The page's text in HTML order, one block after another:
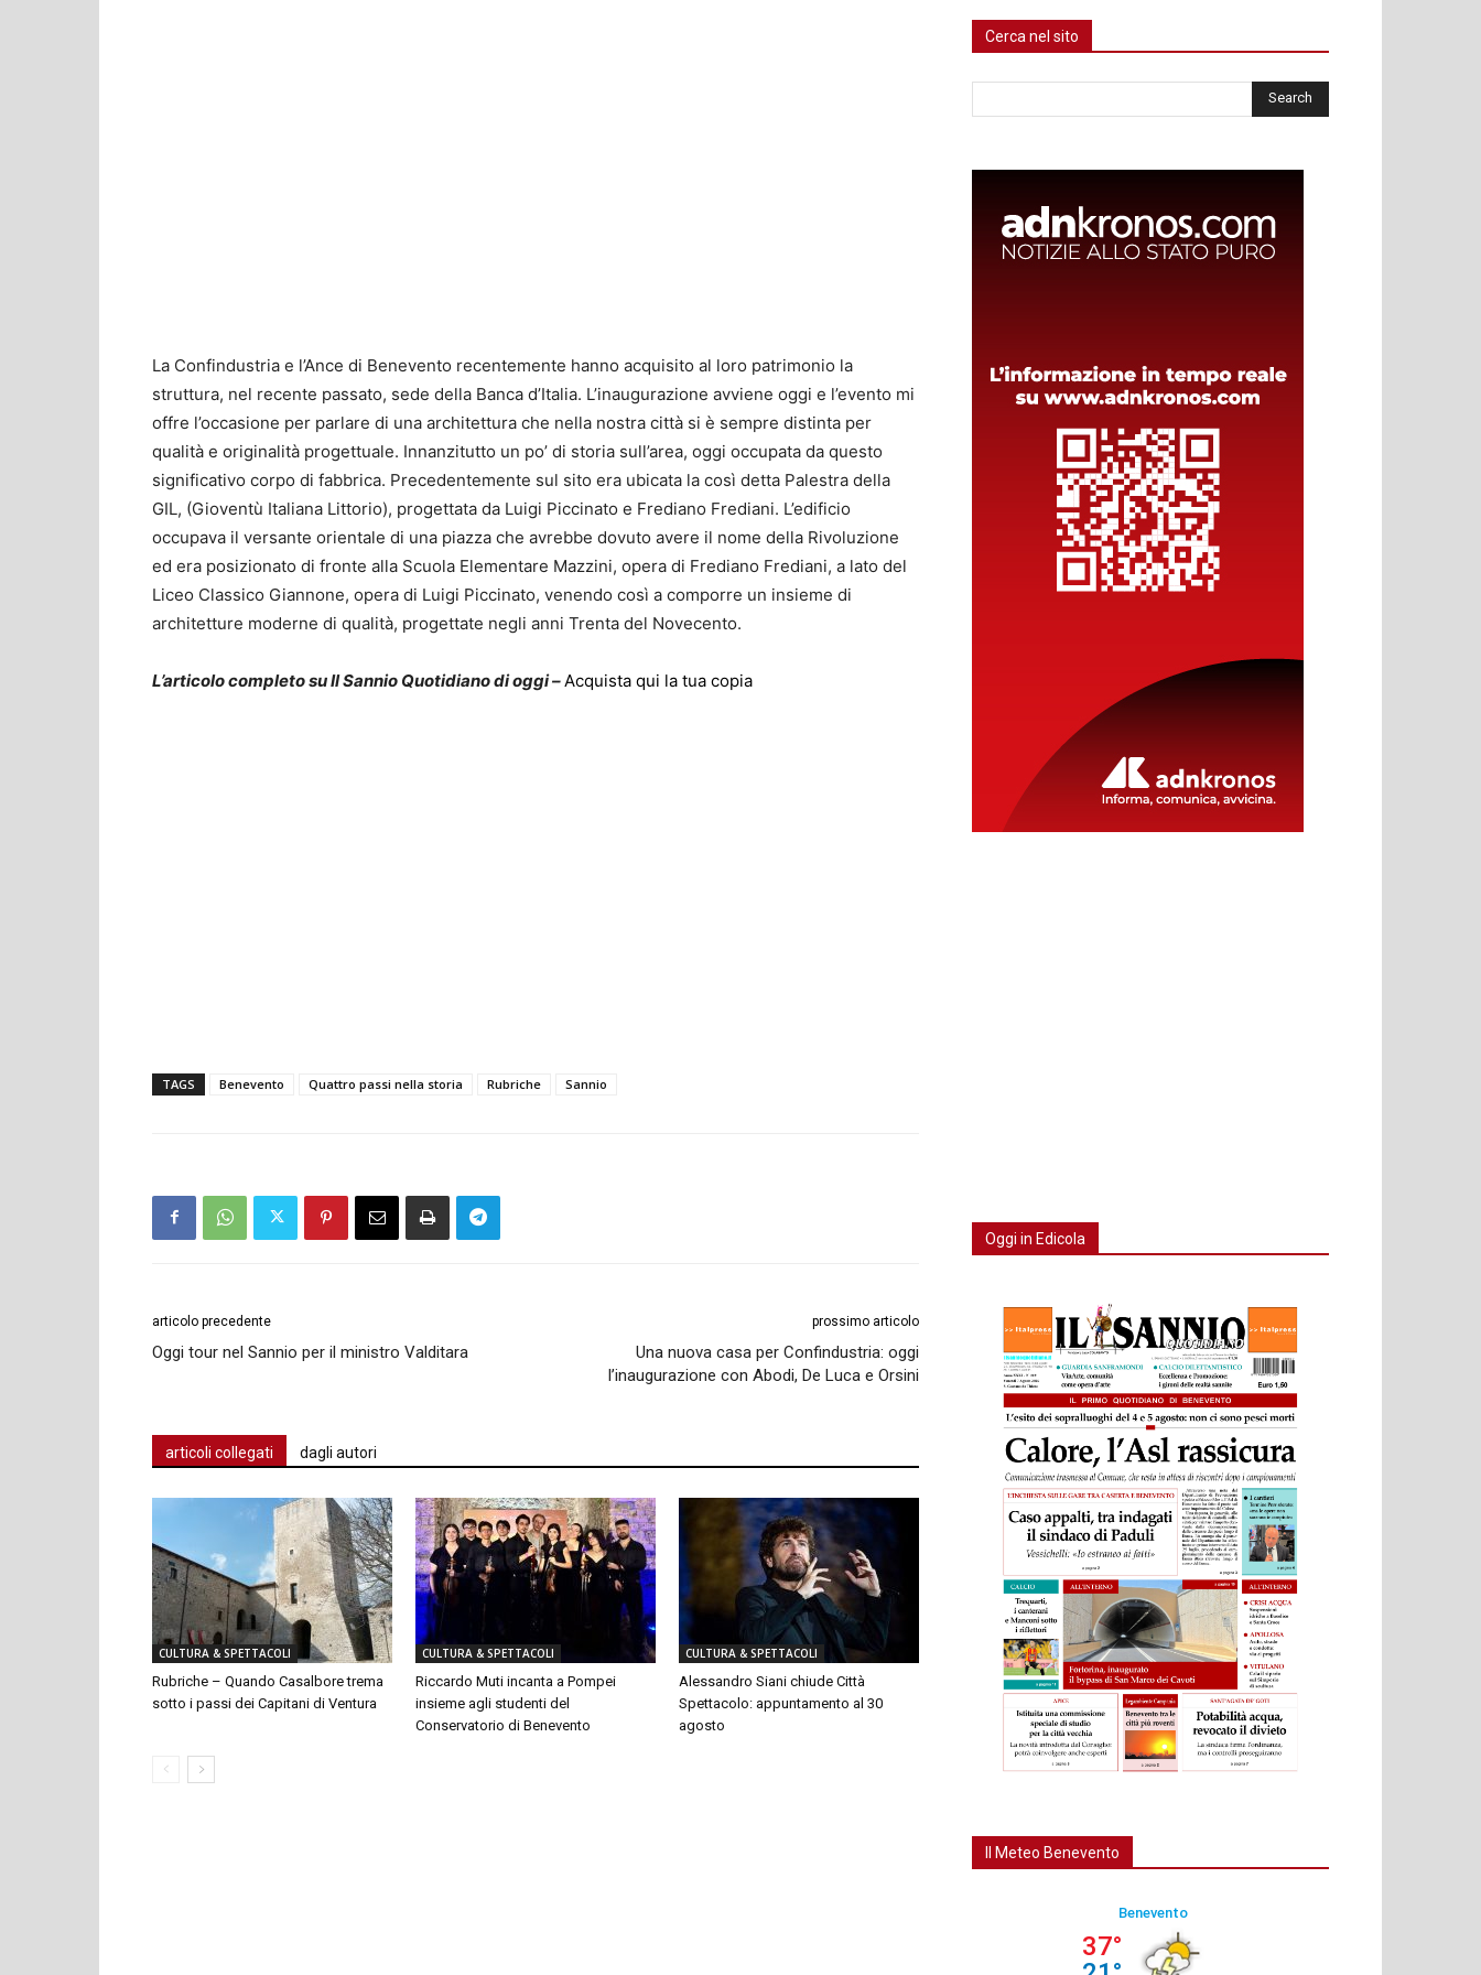
La Confindustria e l’Ance di Benevento recentemente hanno acquisito al loro patrimonio la
struttura, nel recente passato, sede della Banca d’Italia. L’inaugurazione avviene oggi e l’evento mi
offre l’occasione per parlare di una architettura che nella nostra città si è sempre distinta per
qualità e originalità progettuale. Innanzitutto un po’ di storia sull’area, oggi occupata da questo
significativo corpo di fabbrica. Precedentemente sul sito era ubicata la così detta Palestra della
GIL, (Gioventù Italiana Littorio), progettata da Luigi Piccinato e Frediano Frediani. L’edificio
occupava il versante orientale di una piazza che avrebbe dovuto avere il nome della Rivoluzione
ed era posizionato di fronte alla Scuola Elementare Mazzini, opera di Frediano Frediani, a lato del
Liceo Classico Giannone, opera di Luigi Piccinato, venendo così a comporre un insieme di
architetture moderne di qualità, progettate negli anni Trenta del Novecento.
L’articolo completo su Il Sannio Quotidiano di oggi –Acquista qui la tua copia
TAGS Benevento Quattro passi nella storia Rubriche Sannio
articolo precedente
Oggi tour nel Sannio per il ministro Valditara
prossimo articolo
Una nuova casa per Confindustria: oggi
l’inaugurazione con Abodi, De Luca e Orsini
articoli collegati dagli autori
CULTURA & SPETTACOLI
Rubriche – Quando Casalbore trema
sotto i passi dei Capitani di Ventura
CULTURA & SPETTACOLI
Riccardo Muti incanta a Pompei
insieme agli studenti del
Conservatorio di Benevento
CULTURA & SPETTACOLI
Alessandro Siani chiude Città
Spettacolo: appuntamento al 30
agosto
Cerca nel sito
Oggi in Edicola
Il Meteo Benevento